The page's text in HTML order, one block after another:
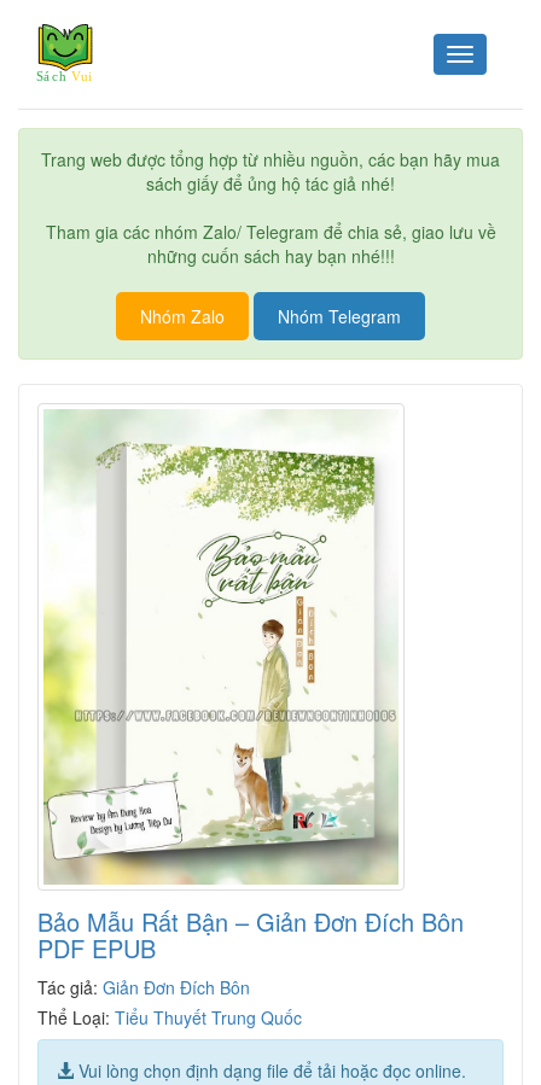
Toggle
navigation
Trang web được tổng hợp từ nhiều nguồn, các bạn hãy mua
sách giấy để ủng hộ tác giả nhé!
Tham gia các nhóm Zalo/ Telegram để chia sẻ, giao lưu về
những cuốn sách hay bạn nhé!!!
Nhóm Zalo Nhóm Telegram
Bảo Mẫu Rất Bận – Giản Đơn Đích Bôn
PDF EPUB
Tác giả: Giản Đơn Đích Bôn
Thể Loại: Tiểu Thuyết Trung Quốc
Vui lòng chọn định dạng file để tải hoặc đọc online.